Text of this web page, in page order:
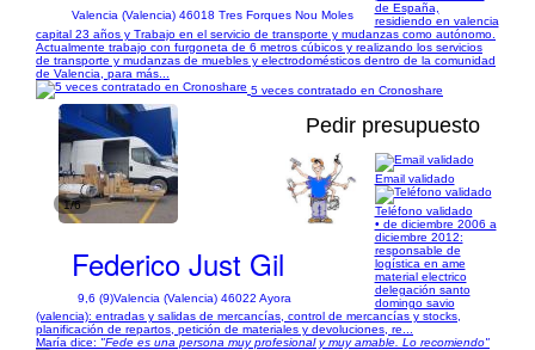
Valencia (Valencia) 46018 Tres Forques Nou Moles
de España,
residiendo en valencia
capital 23 años y Trabajo en el servicio de transporte y mudanzas como autónomo.
Actualmente trabajo con furgoneta de 6 metros cúbicos y realizando los servicios
de transporte y mudanzas de muebles y electrodomésticos dentro de la comunidad
de Valencia, para más...
5 veces contratado en Cronoshare
1/6
Pedir presupuesto
Federico Just Gil
9,6 (9)Valencia (Valencia) 46022 Ayora
Email validado
Teléfono validado
• de diciembre 2006 a
diciembre 2012:
responsable de
logística en ame
material electrico
delegación santo
domingo savio
(valencia): entradas y salidas de mercancías, control de mercancías y stocks,
planificación de repartos, petición de materiales y devoluciones, re...
María dice: "Fede es una persona muy profesional y muy amable. Lo recomiendo"